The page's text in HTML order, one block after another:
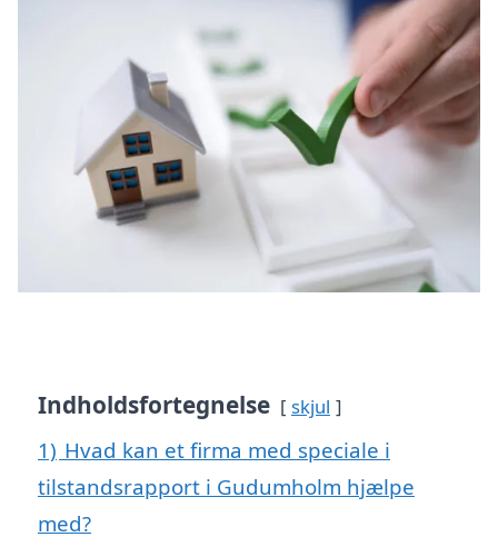
Indholdsfortegnelse skjul
1) Hvad kan et firma med speciale i
tilstandsrapport i Gudumholm hjælpe
med?